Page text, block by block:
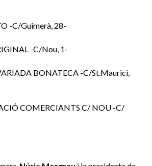
-C/Guimerà, 28-
ORIGINAL -C/Nou, 1-
BONATECA -C/St.Maurici,
COMERCIANTS C/ NOU -C/